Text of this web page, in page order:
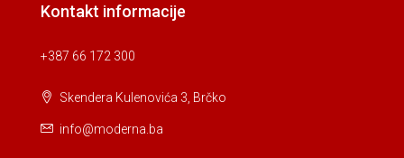
Kontakt informacije
+387 66 172 300
Skendera Kulenovića 3, Brčko
info@moderna.ba